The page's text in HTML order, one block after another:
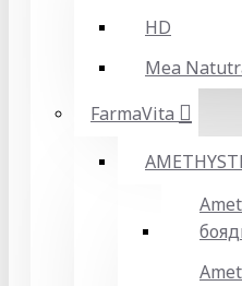
HD
Mea
FarmaVita